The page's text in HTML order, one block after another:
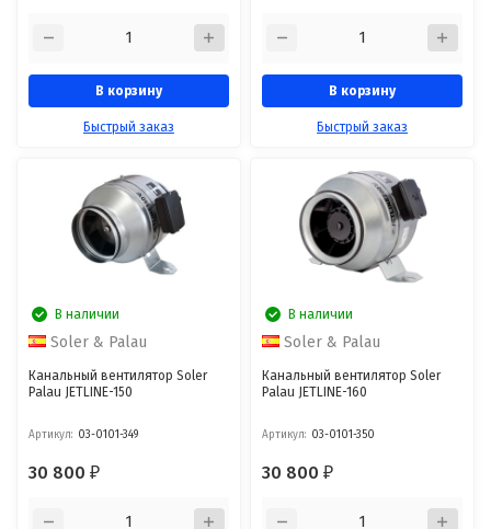
В корзину
Быстрый заказ
В корзину
Быстрый заказ
В наличии
Soler & Palau
Канальный вентилятор Soler
Palau JETLINE-150
Артикул: 03-0101-349
30 800₽
В наличии
Soler & Palau
Канальный вентилятор Soler
Palau JETLINE-160
Артикул: 03-0101-350
30 800₽